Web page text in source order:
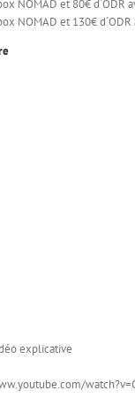
NOMAD et 80€ d´ODR
NOMAD et 130€
explicative